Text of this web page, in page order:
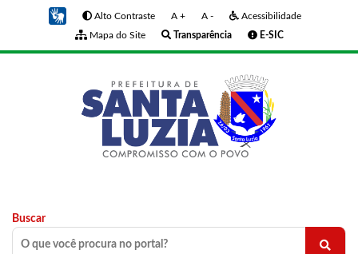
Alto Contraste A + A -
Acessibilidade
Mapa do Site
Transparência E-SIC
Buscar